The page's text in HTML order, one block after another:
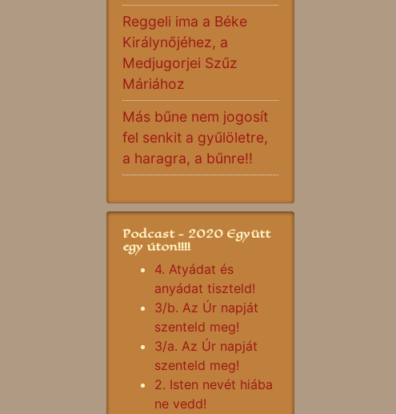
Reggeli ima a Béke
Királynőjéhez, a
Medjugorjei Szűz
Máriához
Más bűne nem jogosít
fel senkit a gyűlöletre,
a haragra, a bűnre!!
Podcast - 2020 Együtt
egy úton!!!!
4. Atyádat és
anyádat tiszteld!
3/b. Az Úr napját
szenteld meg!
3/a. Az Úr napját
szenteld meg!
2. Isten nevét hiába
ne vedd!